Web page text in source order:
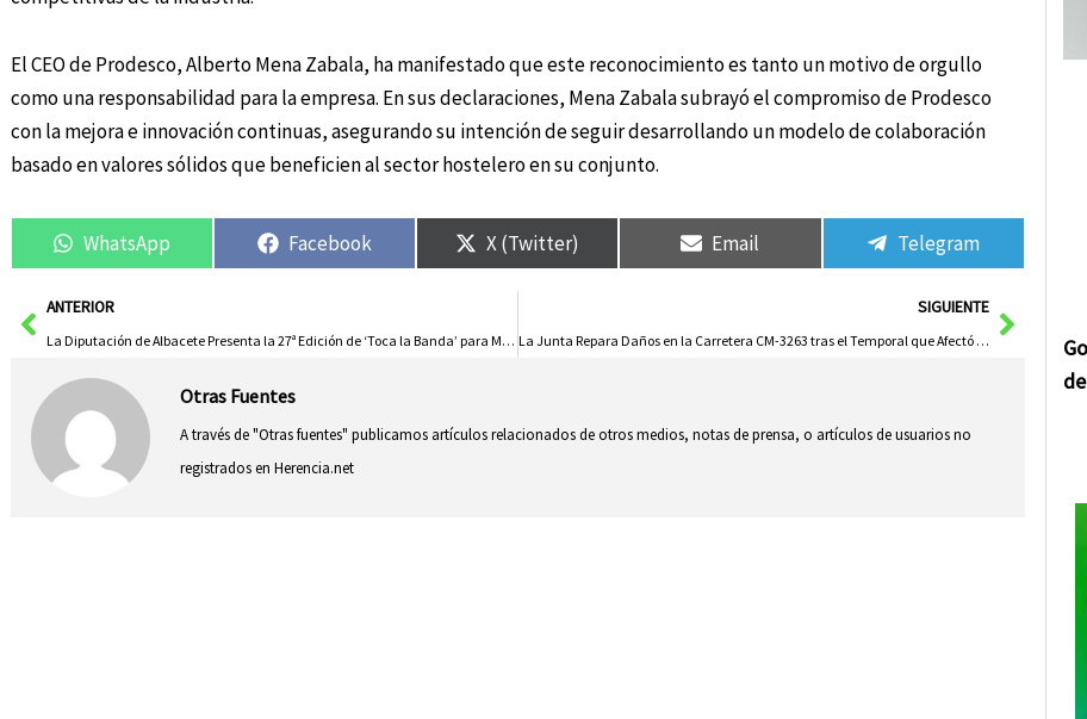
El CEO de Prodesco, Alberto Mena Zabala, ha manifestado que este reconocimiento es tanto un motivo de orgullo
como una responsabilidad para la empresa. En sus declaraciones, Mena Zabala subrayó el compromiso de Prodesco
con la mejora e innovación continuas, asegurando su intención de seguir desarrollando un modelo de colaboración
basado en valores sólidos que beneficien al sector hostelero en su conjunto.
WhatsApp Facebook X (Twitter) Email Telegram
AntANTERIOR
La Diputación de Albacete Presenta la 27ª Edición de ‘Toca la Banda’ para Más de 3.200 Escolares en el Teatro de la Paz
SIGUIENTE
La Junta Repara Daños en la Carretera CM-3263 tras el Temporal que Afectó Yeste y Parolis
Otras Fuentes
A través de "Otras fuentes" publicamos artículos relacionados de otros medios, notas de prensa, o artículos de usuarios no
registrados en Herencia.net